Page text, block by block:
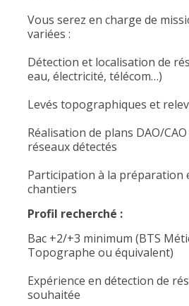
Vous serez en charge de
variées :
Détection et localisation de
eau, électricité, télécom…)
Levés topographiques et
Réalisation de plans DAO/
réseaux détectés
Participation à la préparation
chantiers
Profil recherché :
Bac +2/+3 minimum (BTS
Topographe ou équivalent)
Expérience en détection de
souhaitée